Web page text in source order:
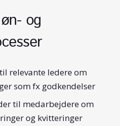
og
relevante ledere om
som fx godkendelser
til medarbejdere om
og kvitteringer